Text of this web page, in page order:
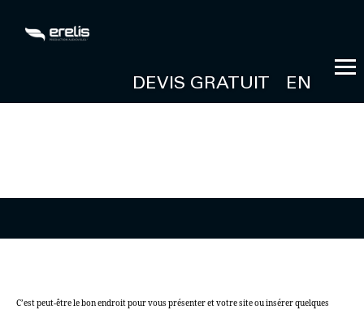
DEVIS GRATUIT EN
C’est peut-être le bon endroit pour vous présenter et votre site ou insérer quelques